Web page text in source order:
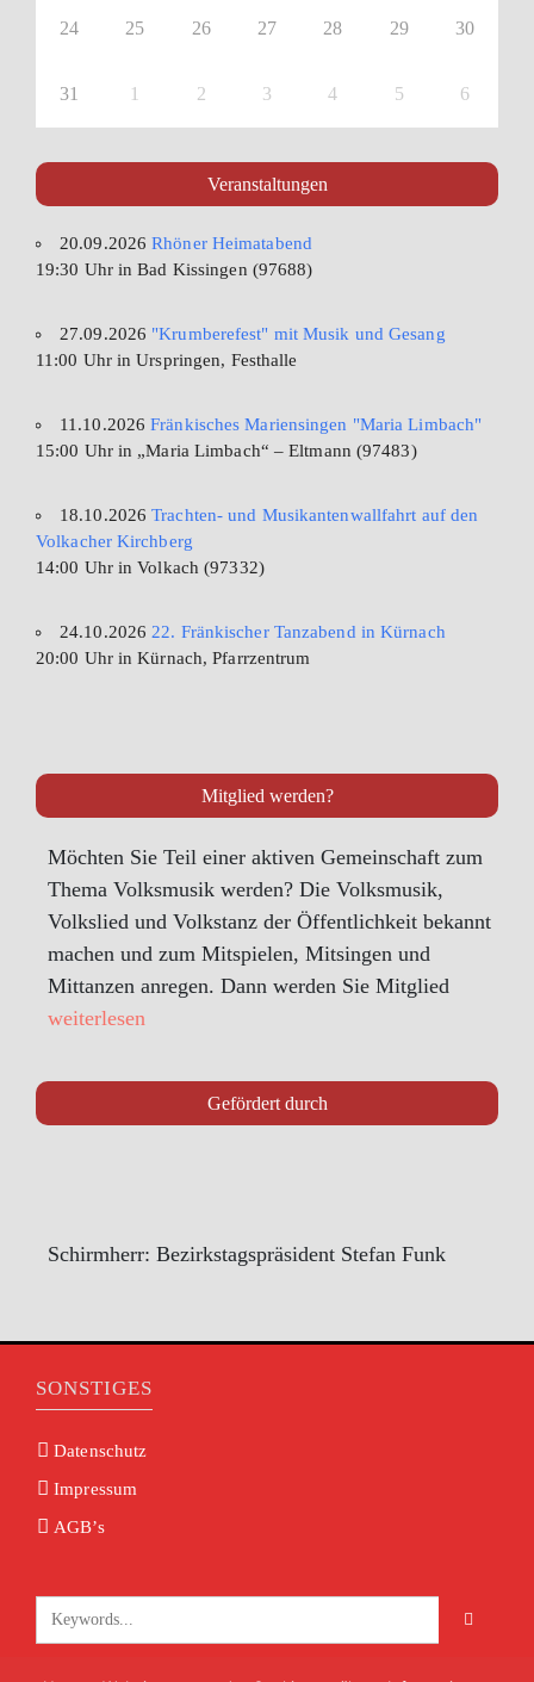
24 25 26 27 28 29 30
31 1 2 3 4 5 6
Veranstaltungen
20.09.2026Rhöner Heimatabend
19:30 Uhr in Bad Kissingen (97688)
27.09.2026 "Krumberefest" mit Musik und Gesang
11:00 Uhr in Urspringen, Festhalle
11.10.2026Fränkisches Mariensingen "Maria Limbach"
15:00 Uhr in „Maria Limbach“ – Eltmann (97483)
18.10.2026Trachten- und Musikantenwallfahrt auf den
Volkacher Kirchberg
14:00 Uhr in Volkach (97332)
24.10.2026 22. Fränkischer Tanzabend in Kürnach
20:00 Uhr in Kürnach, Pfarrzentrum
Mitglied werden?
Möchten Sie Teil einer aktiven Gemeinschaft zum
Thema Volksmusik werden? Die Volksmusik,
Volkslied und Volkstanz der Öffentlichkeit bekannt
machen und zum Mitspielen, Mitsingen und
Mittanzen anregen. Dann werden Sie Mitglied
weiterlesen
Gefördert durch
Schirmherr: Bezirkstagspräsident Stefan Funk
SONSTIGES
Datenschutz
Impressum
AGB’s